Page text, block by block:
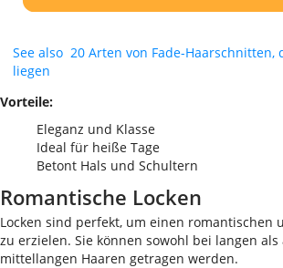
See also 20 Arten von Fade-Haarschnitten,
liegen
Vorteile:
Eleganz und Klasse
Ideal für heiße Tage
Betont Hals und Schultern
Romantische Locken
Locken sind perfekt, um einen romantischen
zu erzielen. Sie können sowohl bei langen als
mittellangen Haaren getragen werden.